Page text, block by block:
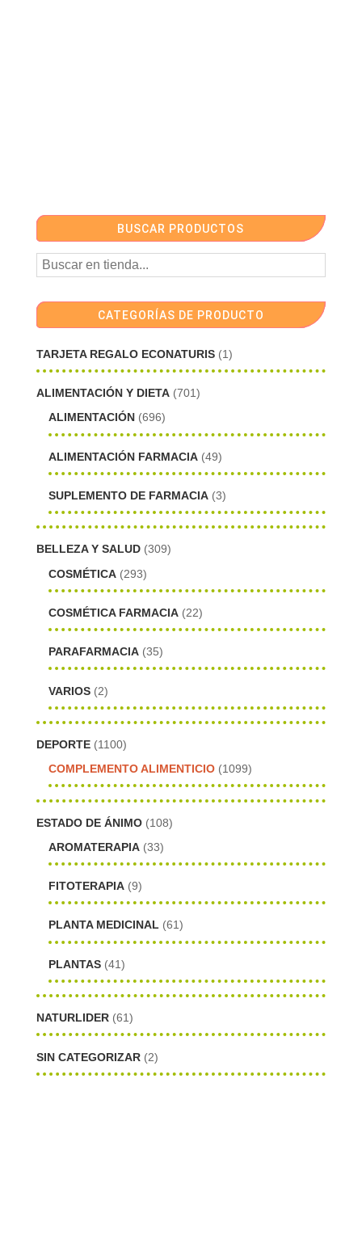
BUSCAR PRODUCTOS
CATEGORÍAS DE PRODUCTO
TARJETA REGALO ECONATURIS (1)
ALIMENTACIÓN Y DIETA (701)
ALIMENTACIÓN (696)
ALIMENTACIÓN FARMACIA (49)
SUPLEMENTO DE FARMACIA (3)
BELLEZA Y SALUD (309)
COSMÉTICA (293)
COSMÉTICA FARMACIA (22)
PARAFARMACIA (35)
VARIOS (2)
DEPORTE (1100)
COMPLEMENTO ALIMENTICIO (1099)
ESTADO DE ÁNIMO (108)
AROMATERAPIA (33)
FITOTERAPIA (9)
PLANTA MEDICINAL (61)
PLANTAS (41)
NATURLIDER (61)
SIN CATEGORIZAR (2)